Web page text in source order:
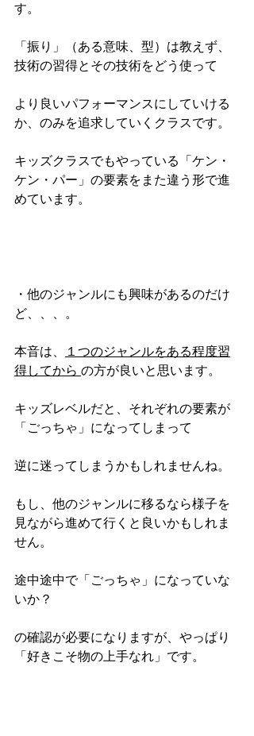
す。
「振り」（ある意味、型）は教えず、
技術の習得とその技術をどう使って
より良いパフォーマンスにしていける
か、のみを追求していくクラスです。
キッズクラスでもやっている「ケン・
ケン・パー」の要素をまた違う形で進
めています。
・他のジャンルにも興味があるのだけ
ど、、、。
本音は、 １つのジャンルをある程度習
得してから の方が良いと思います。
キッズレベルだと、それぞれの要素が
「ごっちゃ」になってしまって
逆に迷ってしまうかもしれませんね。
もし、他のジャンルに移るなら様子を
見ながら進めて行くと良いかもしれま
せん。
途中途中で「ごっちゃ」になっていな
いか？
の確認が必要になりますが、やっぱり
「好きこそ物の上手なれ」です。